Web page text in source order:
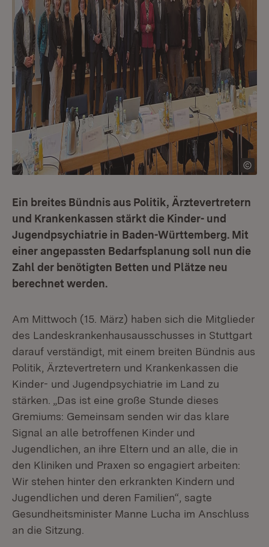
Ein breites Bündnis aus Politik, Ärztevertretern
und Krankenkassen stärkt die Kinder- und
Jugendpsychiatrie in Baden-Württemberg. Mit
einer angepassten Bedarfsplanung soll nun die
Zahl der benötigten Betten und Plätze neu
berechnet werden.
Am Mittwoch (15. März) haben sich die Mitglieder
des Landeskrankenhausausschusses in Stuttgart
darauf verständigt, mit einem breiten Bündnis aus
Politik, Ärztevertretern und Krankenkassen die
Kinder- und Jugendpsychiatrie im Land zu
stärken. „Das ist eine große Stunde dieses
Gremiums: Gemeinsam senden wir das klare
Signal an alle betroffenen Kinder und
Jugendlichen, an ihre Eltern und an alle, die in
den Kliniken und Praxen so engagiert arbeiten:
Wir stehen hinter den erkrankten Kindern und
Jugendlichen und deren Familien“, sagte
Gesundheitsminister Manne Lucha im Anschluss
an die Sitzung.